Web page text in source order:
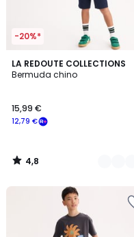
-20%*
LA REDOUTE COLLECTIONS
Bermuda chino
€
souscrivez
notre
programme
12,79 €
15,99 €
4,8
/ 5
2
Couleurs
4,8
/